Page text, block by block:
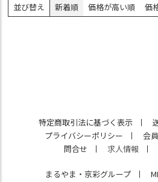
並び替え 新着順 価格が高い順 価
特定商取引法に基づく表示
プライバシーポリシー
会
問合せ
求人情報
まるやま・京彩グループ